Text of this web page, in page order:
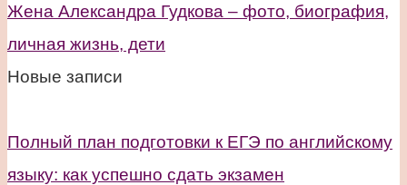
Жена Александра Гудкова – фото, биография,
личная жизнь, дети
Новые записи
Полный план подготовки к ЕГЭ по английскому
языку: как успешно сдать экзамен